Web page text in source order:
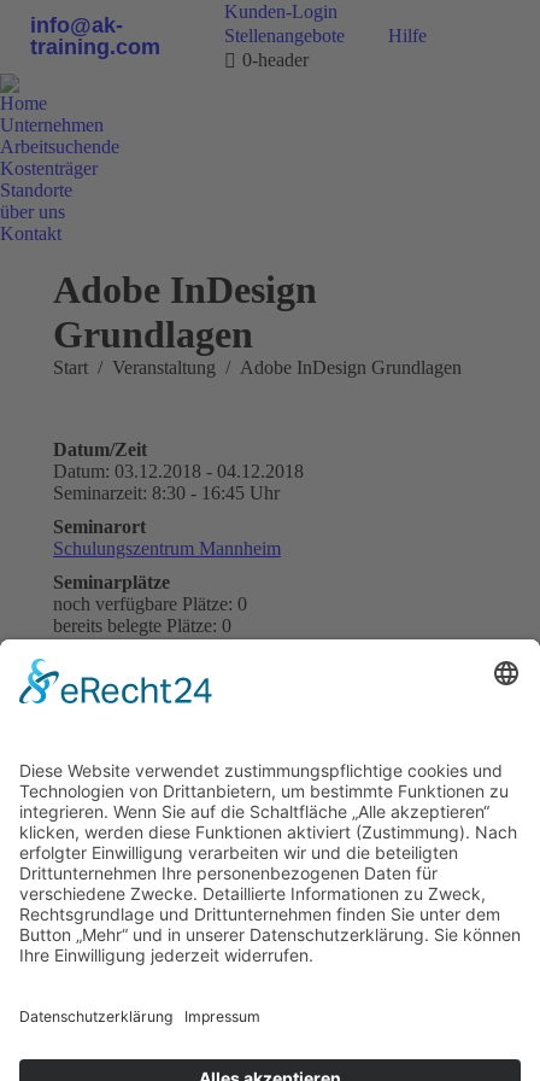
info@ak-
training.com
Kunden-Login
Stellenangebote
Hilfe
0-header
Home
Unternehmen
Arbeitsuchende
Kostenträger
Standorte
über uns
Kontakt
Adobe InDesign
Grundlagen
Sie befinden sich hier:
Start Veranstaltung Adobe InDesign Grundlagen
Datum/Zeit
Datum: 03.12.2018 - 04.12.2018
Seminarzeit: 8:30 - 16:45 Uhr
Seminarort
Schulungszentrum Mannheim
Seminarplätze
noch verfügbare Plätze: 0
bereits belegte Plätze: 0